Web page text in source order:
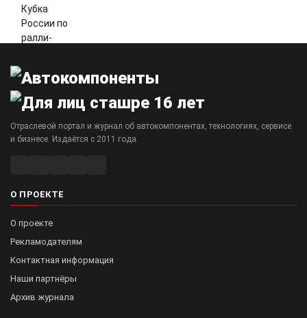
Отраслевой портал и журнал об автокомпонентах, технологиях, сервисе
и бизнесе. Издаётся с 2011 года.
О ПРОЕКТЕ
О проекте
Рекламодателям
Контактная информация
Наши партнёры
Архив журнала